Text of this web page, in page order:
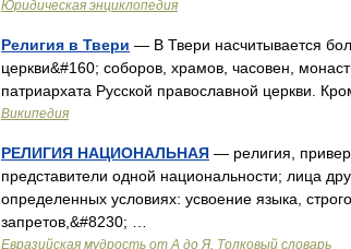
Юридическая энциклопедия
Религия в Твери — В Твери насчитывается
церкви&#160; соборов, храмов, часовен,
патриархата Русской православной церкви.
Википедия
РЕЛИГИЯ НАЦИОНАЛЬНАЯ — религия,
представители одной национальности; лица
определенных условиях: усвоение языка,
запретов,&#8230; …
Евразийская мудрость от А до Я. Толковый словарь